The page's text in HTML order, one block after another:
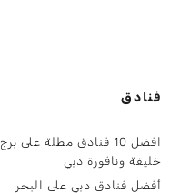
فنادق
افضل 10 فنادق مطلة على برج
خليفة ونافورة دبي
أفضل فنادق دبي على البحر